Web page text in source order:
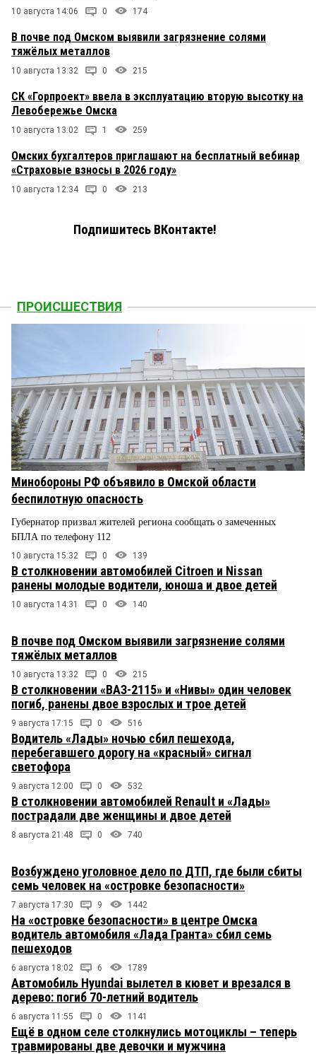
10 августа 14:06 0 174
В почве под Омском выявили загрязнение солями
тяжёлых металлов
10 августа 13:32 0 215
СК «Горпроект» ввела в эксплуатацию вторую высотку на
Левобережье Омска
10 августа 13:02 1 259
Омских бухгалтеров приглашают на бесплатный вебинар
«Страховые взносы в 2026 году»
10 августа 12:34 0 213
Подпишитесь ВКонтакте!
ПРОИСШЕСТВИЯ
Минобороны РФ объявило в Омской области
беспилотную опасность
Губернатор призвал жителей региона сообщать о замеченных
БПЛА по телефону 112
10 августа 15:32 0 139
В столкновении автомобилей Citroen и Nissan
ранены молодые водители, юноша и двое детей
10 августа 14:31 0 140
В почве под Омском выявили загрязнение солями
тяжёлых металлов
10 августа 13:32 0 215
В столкновении «ВАЗ-2115» и «Нивы» один человек
погиб, ранены двое взрослых и трое детей
9 августа 17:15 0 516
Водитель «Лады» ночью сбил пешехода,
перебегавшего дорогу на «красный» сигнал
светофора
9 августа 12:00 0 532
В столкновении автомобилей Renault и «Лады»
пострадали две женщины и двое детей
8 августа 21:48 0 740
Возбуждено уголовное дело по ДТП, где были сбиты
семь человек на «островке безопасности»
7 августа 17:30 9 1442
На «островке безопасности» в центре Омска
водитель автомобиля «Лада Гранта» сбил семь
пешеходов
6 августа 18:02 6 1789
Автомобиль Hyundai вылетел в кювет и врезался в
дерево: погиб 70-летний водитель
6 августа 11:55 0 1141
Ещё в одном селе столкнулись мотоциклы – теперь
травмированы две девочки и мужчина